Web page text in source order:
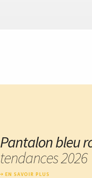
Pantalon bleu
tendances 2026
EN SAVOIR PLUS